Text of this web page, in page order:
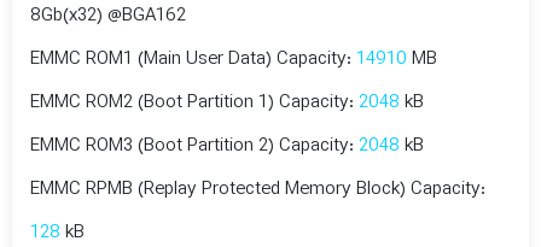
8Gb(x32) @BGA162
EMMC ROM1 (Main User Data) Capacity: 14910 MB
EMMC ROM2 (Boot Partition 1) Capacity: 2048 kB
EMMC ROM3 (Boot Partition 2) Capacity: 2048 kB
EMMC RPMB (Replay Protected Memory Block) Capacity:
128 kB